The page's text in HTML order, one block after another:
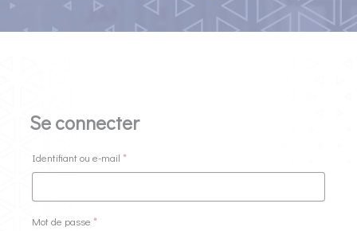
Se connecter
Identifiant ou e-mail *Obligatoire
Mot de passe *Obligatoire